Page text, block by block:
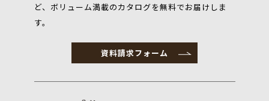
ど、ボリューム満載のカタログを無料でお届けしま
す。
資料請求フォーム